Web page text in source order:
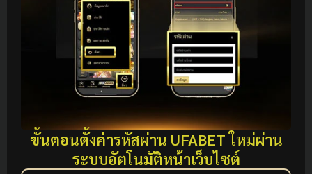
ขั้นตอนตั้งค่ารหัสผ่าน UFABET ใหม่ผ่าน
ระบบอัตโนมัติหน้าเว็บไซต์